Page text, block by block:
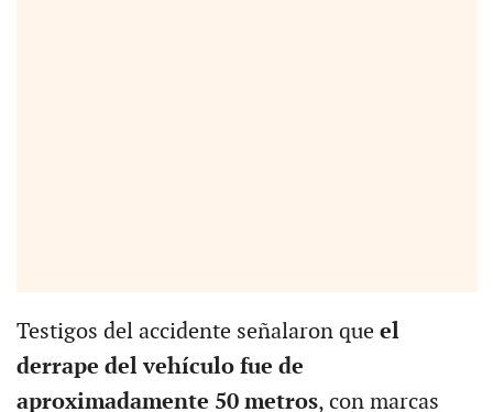
Testigos del accidente señalaron queel
derrape del vehículo fue de
aproximadamente 50 metros, con marcas